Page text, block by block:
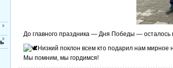
До главного праздника — Дня Победы — осталось
Низкий поклон всем кто подарил нам мирное
Мы помним, мы гордимся!